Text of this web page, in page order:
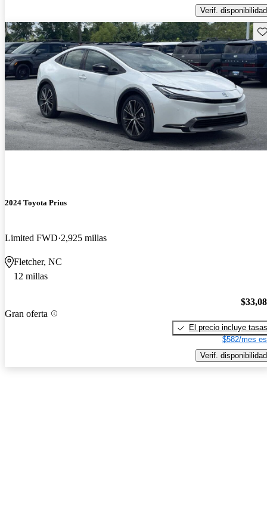
Verif. disponibilidad
2024 Toyota Prius
Limited FWD 2,925 millas
Fletcher, NC
12 millas
Gran oferta
El precio incluye tasas
$582/mes
Verif. disponibilidad